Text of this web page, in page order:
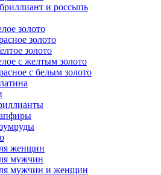
и россыпь
золото
золото
золото
с желтым золото
с белым золото
женщин
мужчин
мужчин и женщин